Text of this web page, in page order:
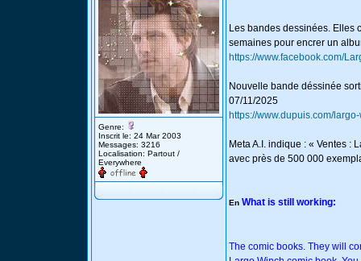
Genre:
Inscrit le: 24 Mar 2003
Messages: 3216
Localisation: Partout /
Everywhere
Les bandes dessinées. Elles
semaines pour encrer un
https://www.facebook.com/
Nouvelle bande déssinée
07/11/2025
https://www.dupuis.com/
Meta A.I. indique : « Ventes :
avec près de 500 000
En What is still working:
The comic books. They will